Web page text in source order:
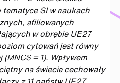
SI w naukach
afiliowanych
w obrębie UE27
cytowań jest równy
= 1). Wpływem
na świecie cechowały